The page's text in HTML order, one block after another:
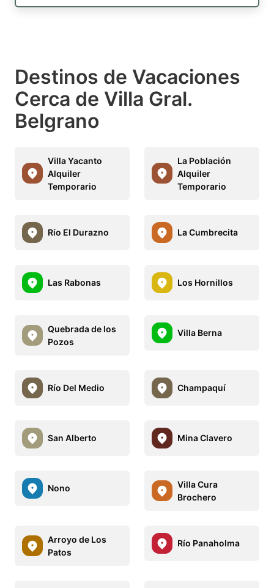
Destinos de Vacaciones
Cerca de Villa Gral.
Belgrano
Villa Yacanto
Alquiler
Temporario
La Población
Alquiler
Temporario
Río El Durazno La Cumbrecita
Las Rabonas Los Hornillos
Quebrada de los
Pozos
Villa Berna
Río Del Medio Champaquí
San Alberto Mina Clavero
Nono
Villa Cura
Brochero
Arroyo de Los
Patos
Río Panaholma